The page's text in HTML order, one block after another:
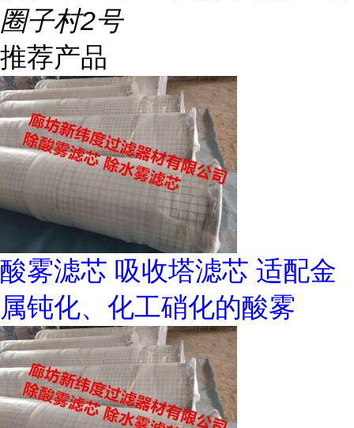
圈子村2号
推荐产品
酸雾滤芯 吸收塔滤芯 适配金
属钝化、化工硝化的酸雾